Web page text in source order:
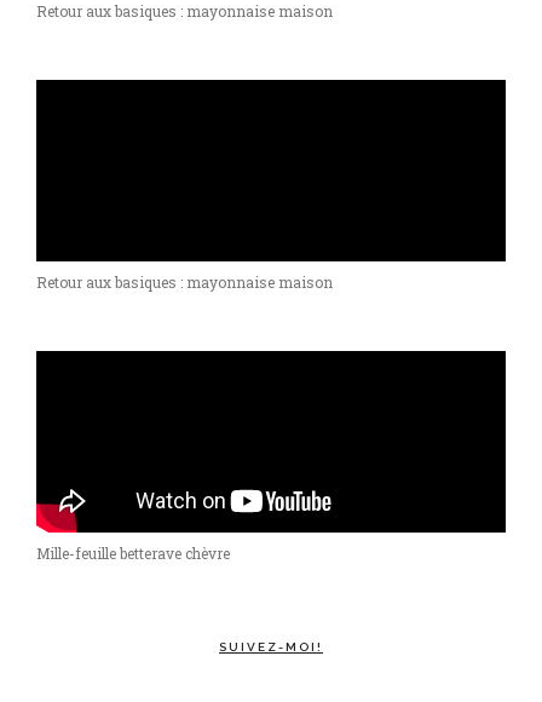
Retour aux basiques : mayonnaise maison
Retour aux basiques : mayonnaise maison
Mille-feuille betterave chèvre
SUIVEZ-MOI!